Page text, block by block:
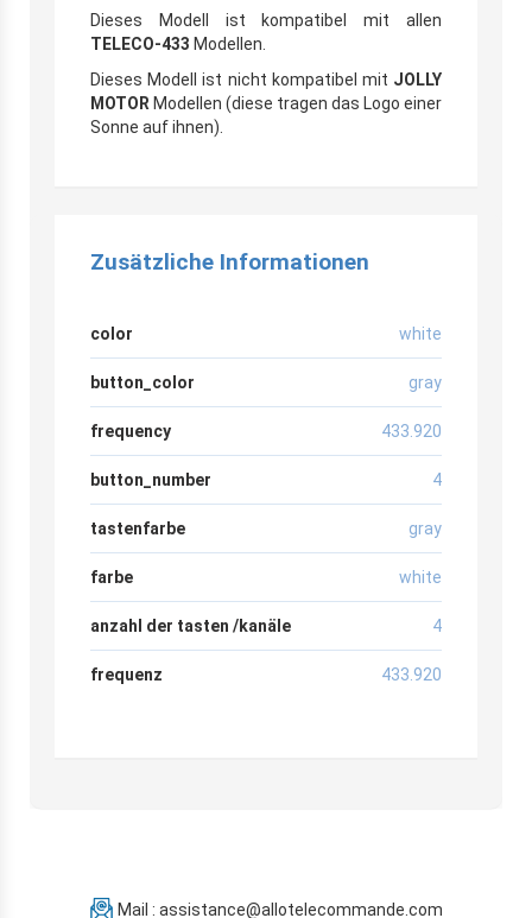
Dieses Modell ist kompatibel mit allen
TELECO-433 Modellen.
Dieses Modell ist nicht kompatibel mit JOLLY
MOTOR Modellen (diese tragen das Logo einer
Sonne auf ihnen).
Zusätzliche Informationen
color white
button_color gray
frequency 433.920
button_number 4
tastenfarbe gray
farbe white
anzahl der tasten /kanäle 4
frequenz 433.920
Mail : assistance@allotelecommande.com